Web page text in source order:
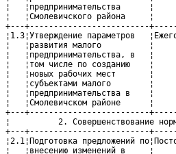
¦   ¦предпринимательства
¦   ¦Смолевичского района
+---+-------------------------
¦1.3¦Утверждение параметров
¦   ¦развития малого          ¦
¦   ¦предпринимательства, в   ¦
¦   ¦том числе по созданию    ¦
¦   ¦новых рабочих мест       ¦
¦   ¦субъектами малого        ¦
¦   ¦предпринимательства в    ¦
¦   ¦Смолевичском районе      ¦
+---+-------------------------
¦          2. Совершенствование
+---+-------------------------
¦2.1¦Подготовка предложений
¦   ¦внесению изменений в     ¦